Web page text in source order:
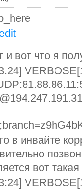
edit
вот что я
в инвайте
вот